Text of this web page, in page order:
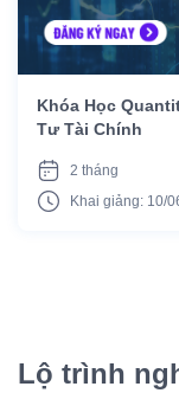
Khóa Học
Tư Tài Chính
2 tháng
Khai giảng: 10/
Lộ trình